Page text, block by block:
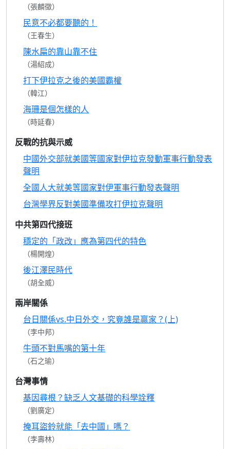
（張麟徵）
民意不必都要聽的！
（王春生）
陳水扁的靠山靠不住
（湯紹成）
打下伊拉克之後的美國霸權
（韓江）
海珊是個怎樣的人
（時延春）
反戰的抗與示威
中國外交部就美國等國家對伊拉克發動軍事行動發表
聲明
全國人大就美等國家對伊軍事行動發表聲明
台灣學界反對美國準備攻打伊拉克聲明
中共第四代接班
穩定的「政改」應為第四代的特色
（楊開煌）
後江澤民時代
（胡全威）
兩岸關係
台日關係vs.中日外交，究竟誰是贏家？(上)
（李中邦）
牛頭不對馬嘴的第十年
（石之瑜）
台灣事情
基因尋根？缺乏人文基礎的科學詮釋
（劉廣定）
掩耳盜鈴就能「去中國」嗎？
（李壽林）